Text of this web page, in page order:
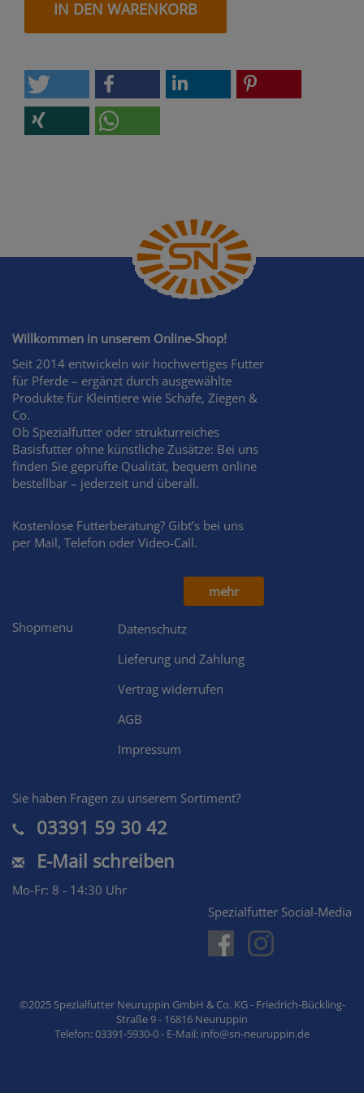
IN DEN WARENKORB
Willkommen in unserem Online-Shop!
Seit 2014 entwickeln wir hochwertiges Futter
für Pferde – ergänzt durch ausgewählte
Produkte für Kleintiere wie Schafe, Ziegen &
Co.
Ob Spezialfutter oder strukturreiches
Basisfutter ohne künstliche Zusätze: Bei uns
finden Sie geprüfte Qualität, bequem online
bestellbar – jederzeit und überall.
Kostenlose Futterberatung? Gibt’s bei uns
per Mail, Telefon oder Video-Call.
mehr
Shopmenu
Datenschutz
Lieferung und Zahlung
Vertrag widerrufen
AGB
Impressum
Sie haben Fragen zu unserem Sortiment?
03391 59 30 42
E-Mail schreiben
Mo-Fr: 8 - 14:30 Uhr
Spezialfutter Social-Media
©2025 Spezialfutter Neuruppin GmbH & Co. KG - Friedrich-Bückling-
Straße 9 - 16816 Neuruppin
Telefon: 03391-5930-0 - E-Mail: info@sn-neuruppin.de